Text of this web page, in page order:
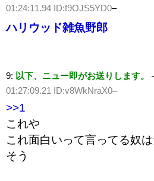
01:24:11.94 ID:f9OJS5YD0–
ハリウッド雑魚野郎
9: 以下、ニュー即がお送りします。
01:27:09.21 ID:v8WkNraX0–
>>1
これや
これ面白いって言ってる奴
そう